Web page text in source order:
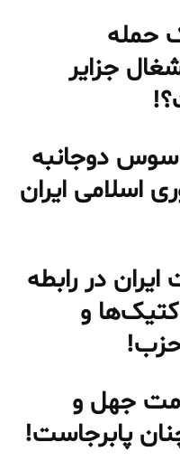
حمله
جزایر
دوجانبه
اسلامی ایران
در رابطه
و
جهل و
پابرجاست!